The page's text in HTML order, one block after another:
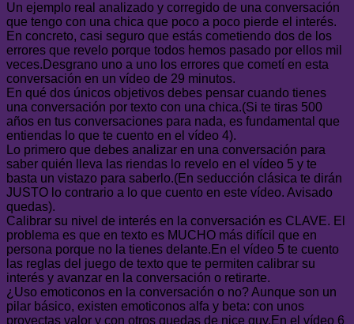
Un ejemplo real analizado y corregido de una conversación
que tengo con una chica que poco a poco pierde el interés.
En concreto, casi seguro que estás cometiendo dos de los
errores que revelo porque todos hemos pasado por ellos mil
veces.Desgrano uno a uno los errores que cometí en esta
conversación en un vídeo de 29 minutos.
En qué dos únicos objetivos debes pensar cuando tienes
una conversación por texto con una chica.(Si te tiras 500
años en tus conversaciones para nada, es fundamental que
entiendas lo que te cuento en el vídeo 4).
Lo primero que debes analizar en una conversación para
saber quién lleva las riendas lo revelo en el vídeo 5 y te
basta un vistazo para saberlo.(En seducción clásica te dirán
JUSTO lo contrario a lo que cuento en este vídeo. Avisado
quedas).
Calibrar su nivel de interés en la conversación es CLAVE. El
problema es que en texto es MUCHO más difícil que en
persona porque no la tienes delante.En el vídeo 5 te cuento
las reglas del juego de texto que te permiten calibrar su
interés y avanzar en la conversación o retirarte.
¿Uso emoticonos en la conversación o no? Aunque son un
pilar básico, existen emoticonos alfa y beta: con unos
proyectas valor y con otros quedas de nice guy.En el vídeo 6